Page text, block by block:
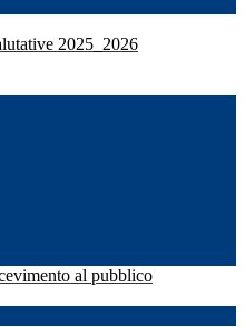
2025_2026
al pubblico